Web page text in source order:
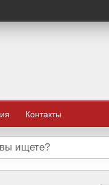
Контакты